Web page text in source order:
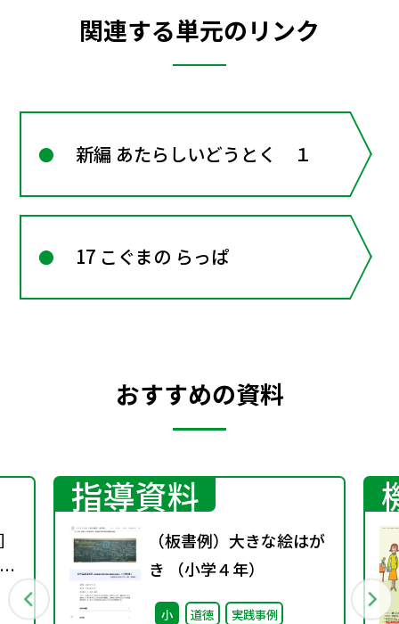
関連する単元のリンク
新編 あたらしいどうとく １
17 こぐまの らっぱ
おすすめの資料
指導資料
（板書例）大きな絵はが
き （小学４年）
小 道徳 実践事例